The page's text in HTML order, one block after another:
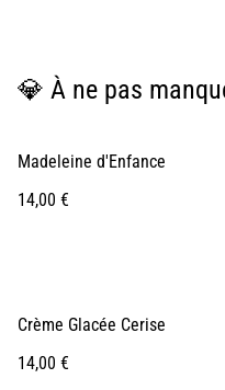
💎 À ne pas
Madeleine d'Enfance
14,00 €
Crème Glacée Cerise
14,00 €